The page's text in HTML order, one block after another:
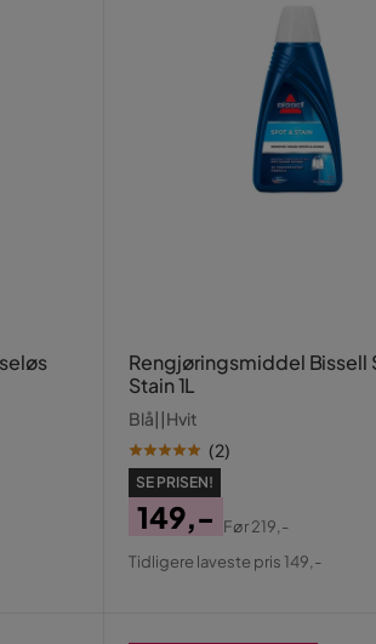
Rengjøringsmiddel Bissell
Stain 1L
Blå||Hvit
(2)
SE PRISEN!
Pris
149,-
Original
Før219,-
Tidligere laveste pris 149,-